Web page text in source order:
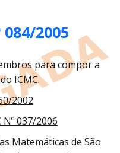
084/2005
para compor a
ICMC.
2002
Nº 037/2006
Matemáticas de São